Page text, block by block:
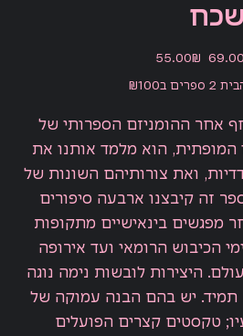
מחיר
מקורי
מחיר
מבצע
‏55.00 ‏₪
ב₪100
אחר ההומניזם הספרותי של
המופתית, הוא מלמד אותנו את
ואת צורותיהם השונות של
זה קיבצנו ארבעה סיפורים
מפגשים בינאישיים מתקופות
הכיבוש הרומאי ועד אירופה
היצירות לובשות נימה נוגה
יש בהם הבנה עמוקה של
טקסטים קצרים הפועלים